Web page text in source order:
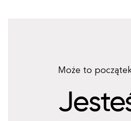
Może to